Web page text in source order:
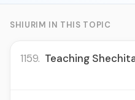
SHIURIM IN THIS TOPIC
1159. Teaching